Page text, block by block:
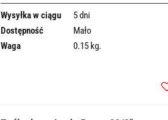
Wysyłka w ciągu
5 dni
Dostępność
Mało
Waga
0.15 kg.